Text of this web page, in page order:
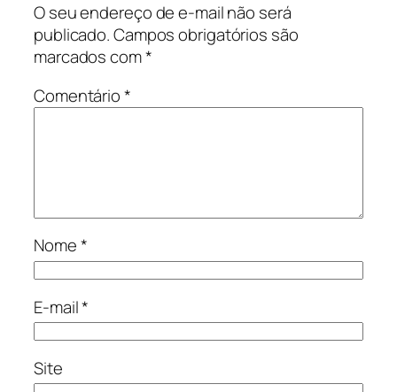
O seu endereço de e-mail não será
publicado.Campos obrigatórios são
marcados com*
Comentário*
Nome*
E-mail*
Site